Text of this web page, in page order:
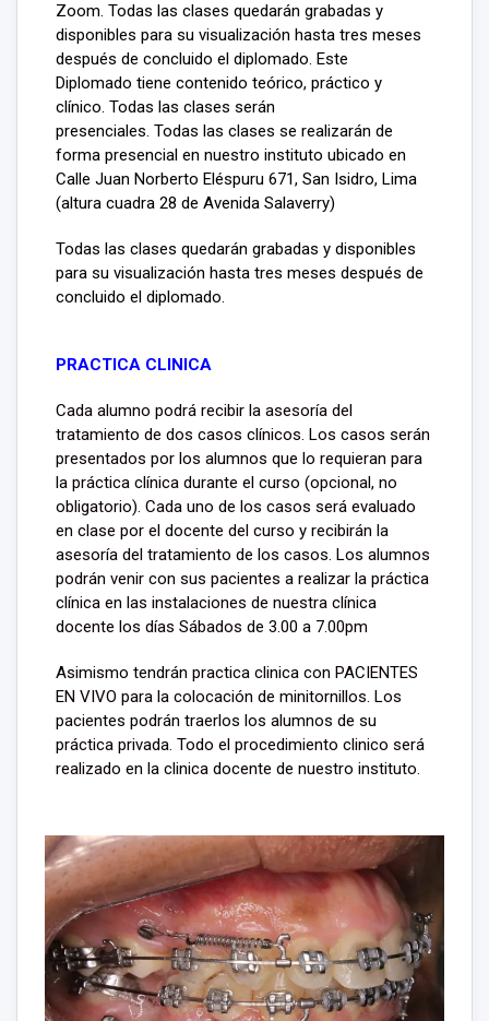
Zoom. Todas las clases quedarán grabadas y
disponibles para su visualización hasta tres meses
después de concluido el diplomado. Este
Diplomado tiene contenido teórico, práctico y
clínico. Todas las clases serán
presenciales. Todas las clases se realizarán de
forma presencial en nuestro instituto ubicado en
Calle Juan Norberto Eléspuru 671, San Isidro, Lima
(altura cuadra 28 de Avenida Salaverry)
Todas las clases quedarán grabadas y disponibles
para su visualización hasta tres meses después de
concluido el diplomado.
PRACTICA CLINICA
Cada alumno podrá recibir la asesoría del
tratamiento de dos casos clínicos. Los casos serán
presentados por los alumnos que lo requieran para
la práctica clínica durante el curso (opcional, no
obligatorio). Cada uno de los casos será evaluado
en clase por el docente del curso y recibirán la
asesoría del tratamiento de los casos. Los alumnos
podrán venir con sus pacientes a realizar la práctica
clínica en las instalaciones de nuestra clínica
docente los días Sábados de 3.00 a 7.00pm
Asimismo tendrán practica clinica con PACIENTES
EN VIVO para la colocación de minitornillos. Los
pacientes podrán traerlos los alumnos de su
práctica privada. Todo el procedimiento clinico será
realizado en la clinica docente de nuestro instituto.